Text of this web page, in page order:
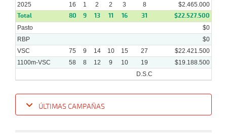
2025 16 1 2 2 3 8 $2.465.000
Total 80 9 13 11 16 31 $22.527.500
Pasto
$0
RBP
$0
VSC
75 9 14 10 15 27
$22.421.500
1100m-VSC
58 8 12 9 10 19
$19.188.500
D.S.C
ÚLTIMAS CAMPAÑAS